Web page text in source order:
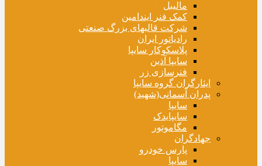
مالیبل
کمک فنر ایندامین
شرکت قالبهای بزرگ صنعتی
رادیاتور ایران
پلاسکوکار سایپا
سایپا آذین
فنرسازی زر
ایثارگران گروه سایپا
پدران آسمانی(شهید)
سایپا
سایپایدک
مگاموتور
جهادگران
پارس خودرو
سایپا